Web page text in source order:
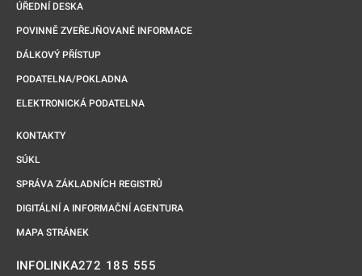
ÚŘEDNÍ DESKA
POVINNĚ ZVEŘEJŇOVANÉ INFORMACE
DÁLKOVÝ PŘÍSTUP
PODATELNA/POKLADNA
ELEKTRONICKÁ PODATELNA
KONTAKTY
SÚKL
SPRÁVA ZÁKLADNÍCH REGISTRŮ
DIGITÁLNÍ A INFORMAČNÍ AGENTURA
MAPA STRÁNEK
INFOLINKA272 185 555